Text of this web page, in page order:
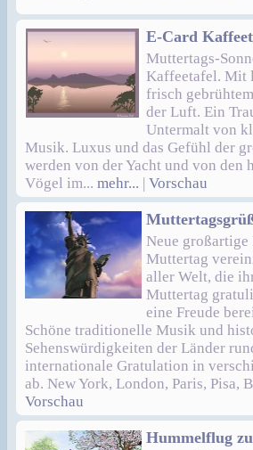
E-Card
Muttertags-
Kaffeetafel. Mit
frisch
der Luft. Ein
Untermalt von
Musik. Luxus und das Gefühl der
werden von der Yacht und von den
Vögel im... mehr... | Vorschau
Neue großartige
Muttertag
aller Welt, die
Muttertag
eine Freude
Schöne traditionelle Musik und
Sehenswürdigkeiten der Länder
internationale Gratulation in
ab. New York, London, Paris, Pisa,
Vorschau
Hummelflug